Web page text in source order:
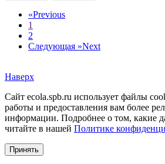
«Previous
1
2
Следующая »Next
Наверх
Сайт ecola.spb.ru использует файлы
работы и предоставления вам более
информации. Подробнее о том, какие
читайте в нашей Политике
Принять